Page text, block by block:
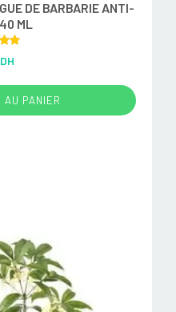
DE BARBARIE ANTI-
ML
5
AU PANIER